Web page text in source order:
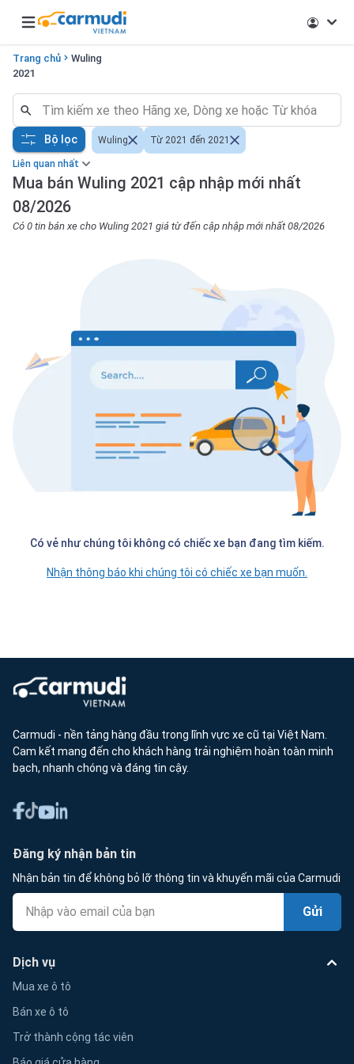
Open main menu
Trang chủ
Wuling
2021
Liên quan nhất
Mua bán Wuling 2021 cập nhập mới nhất
08/2026
Có 0 tin bán xe cho Wuling 2021 giá từ đến cập nhập mới nhất 08/2026
Bộ lọc Wuling Từ 2021 đến 2021
Có vẻ như chúng tôi không có chiếc xe bạn đang tìm kiếm.
Nhận thông báo khi chúng tôi có chiếc xe bạn muốn.
Carmudi - nền tảng hàng đầu trong lĩnh vực xe cũ tại Việt Nam.
Cam kết mang đến cho khách hàng trải nghiệm hoàn toàn minh
bạch, nhanh chóng và đáng tin cậy.
Đăng ký nhận bản tin
Nhận bản tin để không bỏ lỡ thông tin và khuyến mãi của Carmudi
Gửi
Dịch vụ
Mua xe ô tô
Bán xe ô tô
Trở thành cộng tác viên